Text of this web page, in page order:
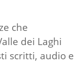
che
dei Laghi
scritti, audio e